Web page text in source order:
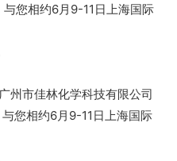
与您相约6月9-11日上海国际
州市佳林化学科技有限公司
与您相约6月9-11日上海国际